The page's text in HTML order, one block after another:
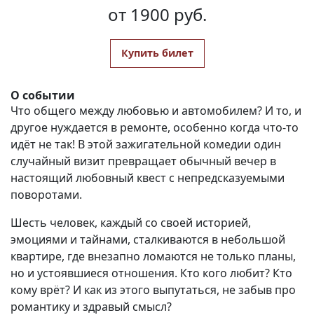
от 1900 руб.
Купить билет
О событии
Что общего между любовью и автомобилем? И то, и
другое нуждается в ремонте, особенно когда что-то
идёт не так! В этой зажигательной комедии один
случайный визит превращает обычный вечер в
настоящий любовный квест с непредсказуемыми
поворотами.
Шесть человек, каждый со своей историей,
эмоциями и тайнами, сталкиваются в небольшой
квартире, где внезапно ломаются не только планы,
но и устоявшиеся отношения. Кто кого любит? Кто
кому врёт? И как из этого выпутаться, не забыв про
романтику и здравый смысл?